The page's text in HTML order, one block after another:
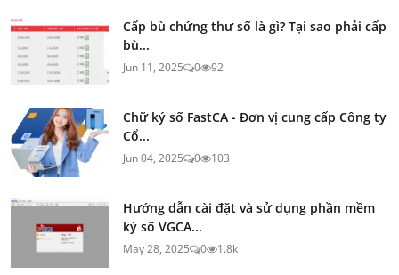
Cấp bù chứng thư số là gì? Tại sao phải cấp
bù...
Jun 11, 2025 0 92
Chữ ký số FastCA - Đơn vị cung cấp Công ty
Cổ...
Jun 04, 2025 0 103
Hướng dẫn cài đặt và sử dụng phần mềm
ký số VGCA...
May 28, 2025 0 1.8k